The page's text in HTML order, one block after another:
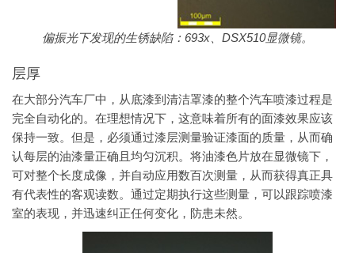
偏振光下发现的生锈缺陷：693x、DSX510显微镜。
层厚
在大部分汽车厂中，从底漆到清洁罩漆的整个汽车喷漆过程是
完全自动化的。在理想情况下，这意味着所有的面漆效果应该
保持一致。但是，必须通过漆层测量验证漆面的质量，从而确
认每层的油漆量正确且均匀沉积。将油漆色片放在显微镜下，
可对整个长度成像，并自动应用数百次测量，从而获得真正具
有代表性的客观读数。通过定期执行这些测量，可以跟踪喷漆
室的表现，并迅速纠正任何变化，防患未然。